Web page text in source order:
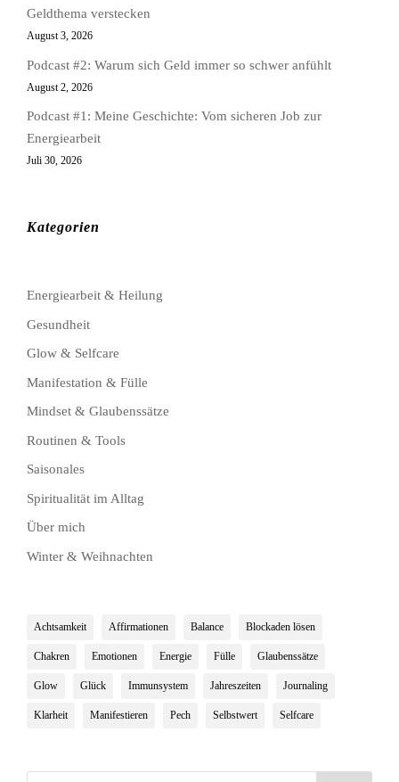
Geldthema verstecken
August 3, 2026
Podcast #2: Warum sich Geld immer so schwer anfühlt
August 2, 2026
Podcast #1: Meine Geschichte: Vom sicheren Job zur
Energiearbeit
Juli 30, 2026
Kategorien
Energiearbeit & Heilung
Gesundheit
Glow & Selfcare
Manifestation & Fülle
Mindset & Glaubenssätze
Routinen & Tools
Saisonales
Spiritualität im Alltag
Über mich
Winter & Weihnachten
Achtsamkeit Affirmationen Balance Blockaden lösen
Chakren Emotionen Energie Fülle Glaubenssätze
Glow Glück Immunsystem Jahreszeiten Journaling
Klarheit Manifestieren Pech Selbstwert Selfcare